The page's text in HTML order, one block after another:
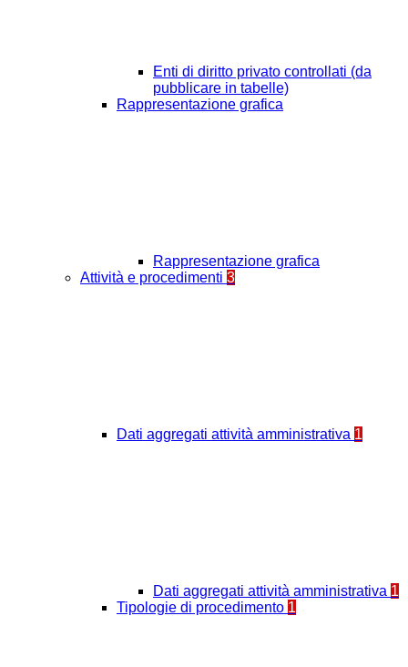
Enti di diritto privato controllati (da
pubblicare in tabelle)
Rappresentazione grafica
Rappresentazione grafica
Attività e procedimenti 3
Dati aggregati attività amministrativa 1
Dati aggregati attività amministrativa 1
Tipologie di procedimento 1